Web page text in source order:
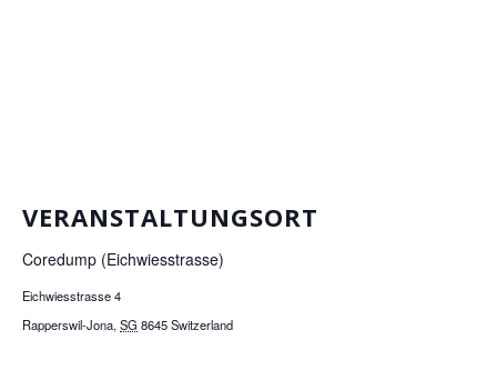
VERANSTALTUNGSORT
Coredump (Eichwiesstrasse)
Eichwiesstrasse 4
Rapperswil-Jona, SG 8645Switzerland